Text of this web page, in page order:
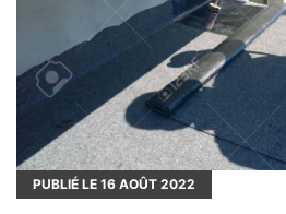
PUBLIÉ LE 16 AOÛT 2022